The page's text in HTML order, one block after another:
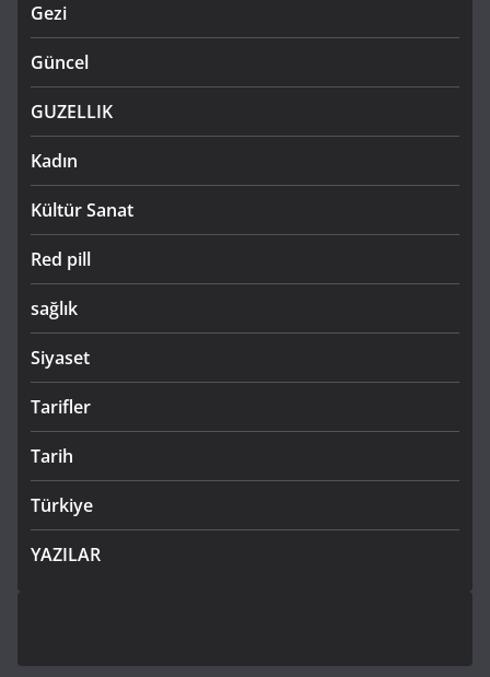
Gezi
Güncel
GUZELLIK
Kadın
Kültür Sanat
Red pill
sağlık
Siyaset
Tarifler
Tarih
Türkiye
YAZILAR